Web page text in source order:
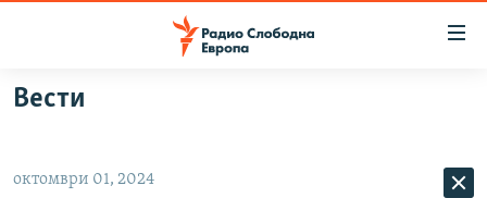
Оди
наВести
октомври 01, 2024